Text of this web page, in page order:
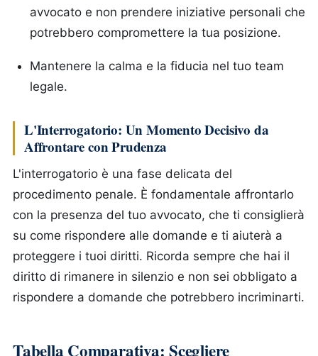
avvocato e non prendere iniziative personali che
potrebbero compromettere la tua posizione.
Mantenere la calma e la fiducia nel tuo team
legale.
L'Interrogatorio: Un Momento Decisivo da
Affrontare con Prudenza
L'interrogatorio è una fase delicata del
procedimento penale. È fondamentale affrontarlo
con la presenza del tuo avvocato, che ti consiglierà
su come rispondere alle domande e ti aiuterà a
proteggere i tuoi diritti. Ricorda sempre che hai il
diritto di rimanere in silenzio e non sei obbligato a
rispondere a domande che potrebbero incriminarti.
Tabella Comparativa: Scegliere